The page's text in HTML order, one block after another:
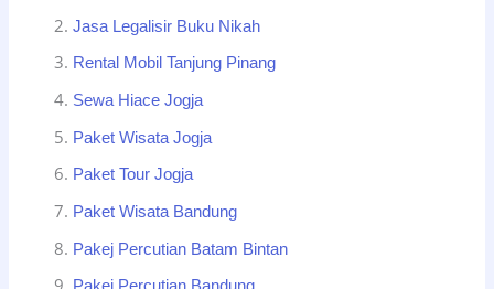
Jasa Legalisir Buku Nikah
Rental Mobil Tanjung Pinang
Sewa Hiace Jogja
Paket Wisata Jogja
Paket Tour Jogja
Paket Wisata Bandung
Pakej Percutian Batam Bintan